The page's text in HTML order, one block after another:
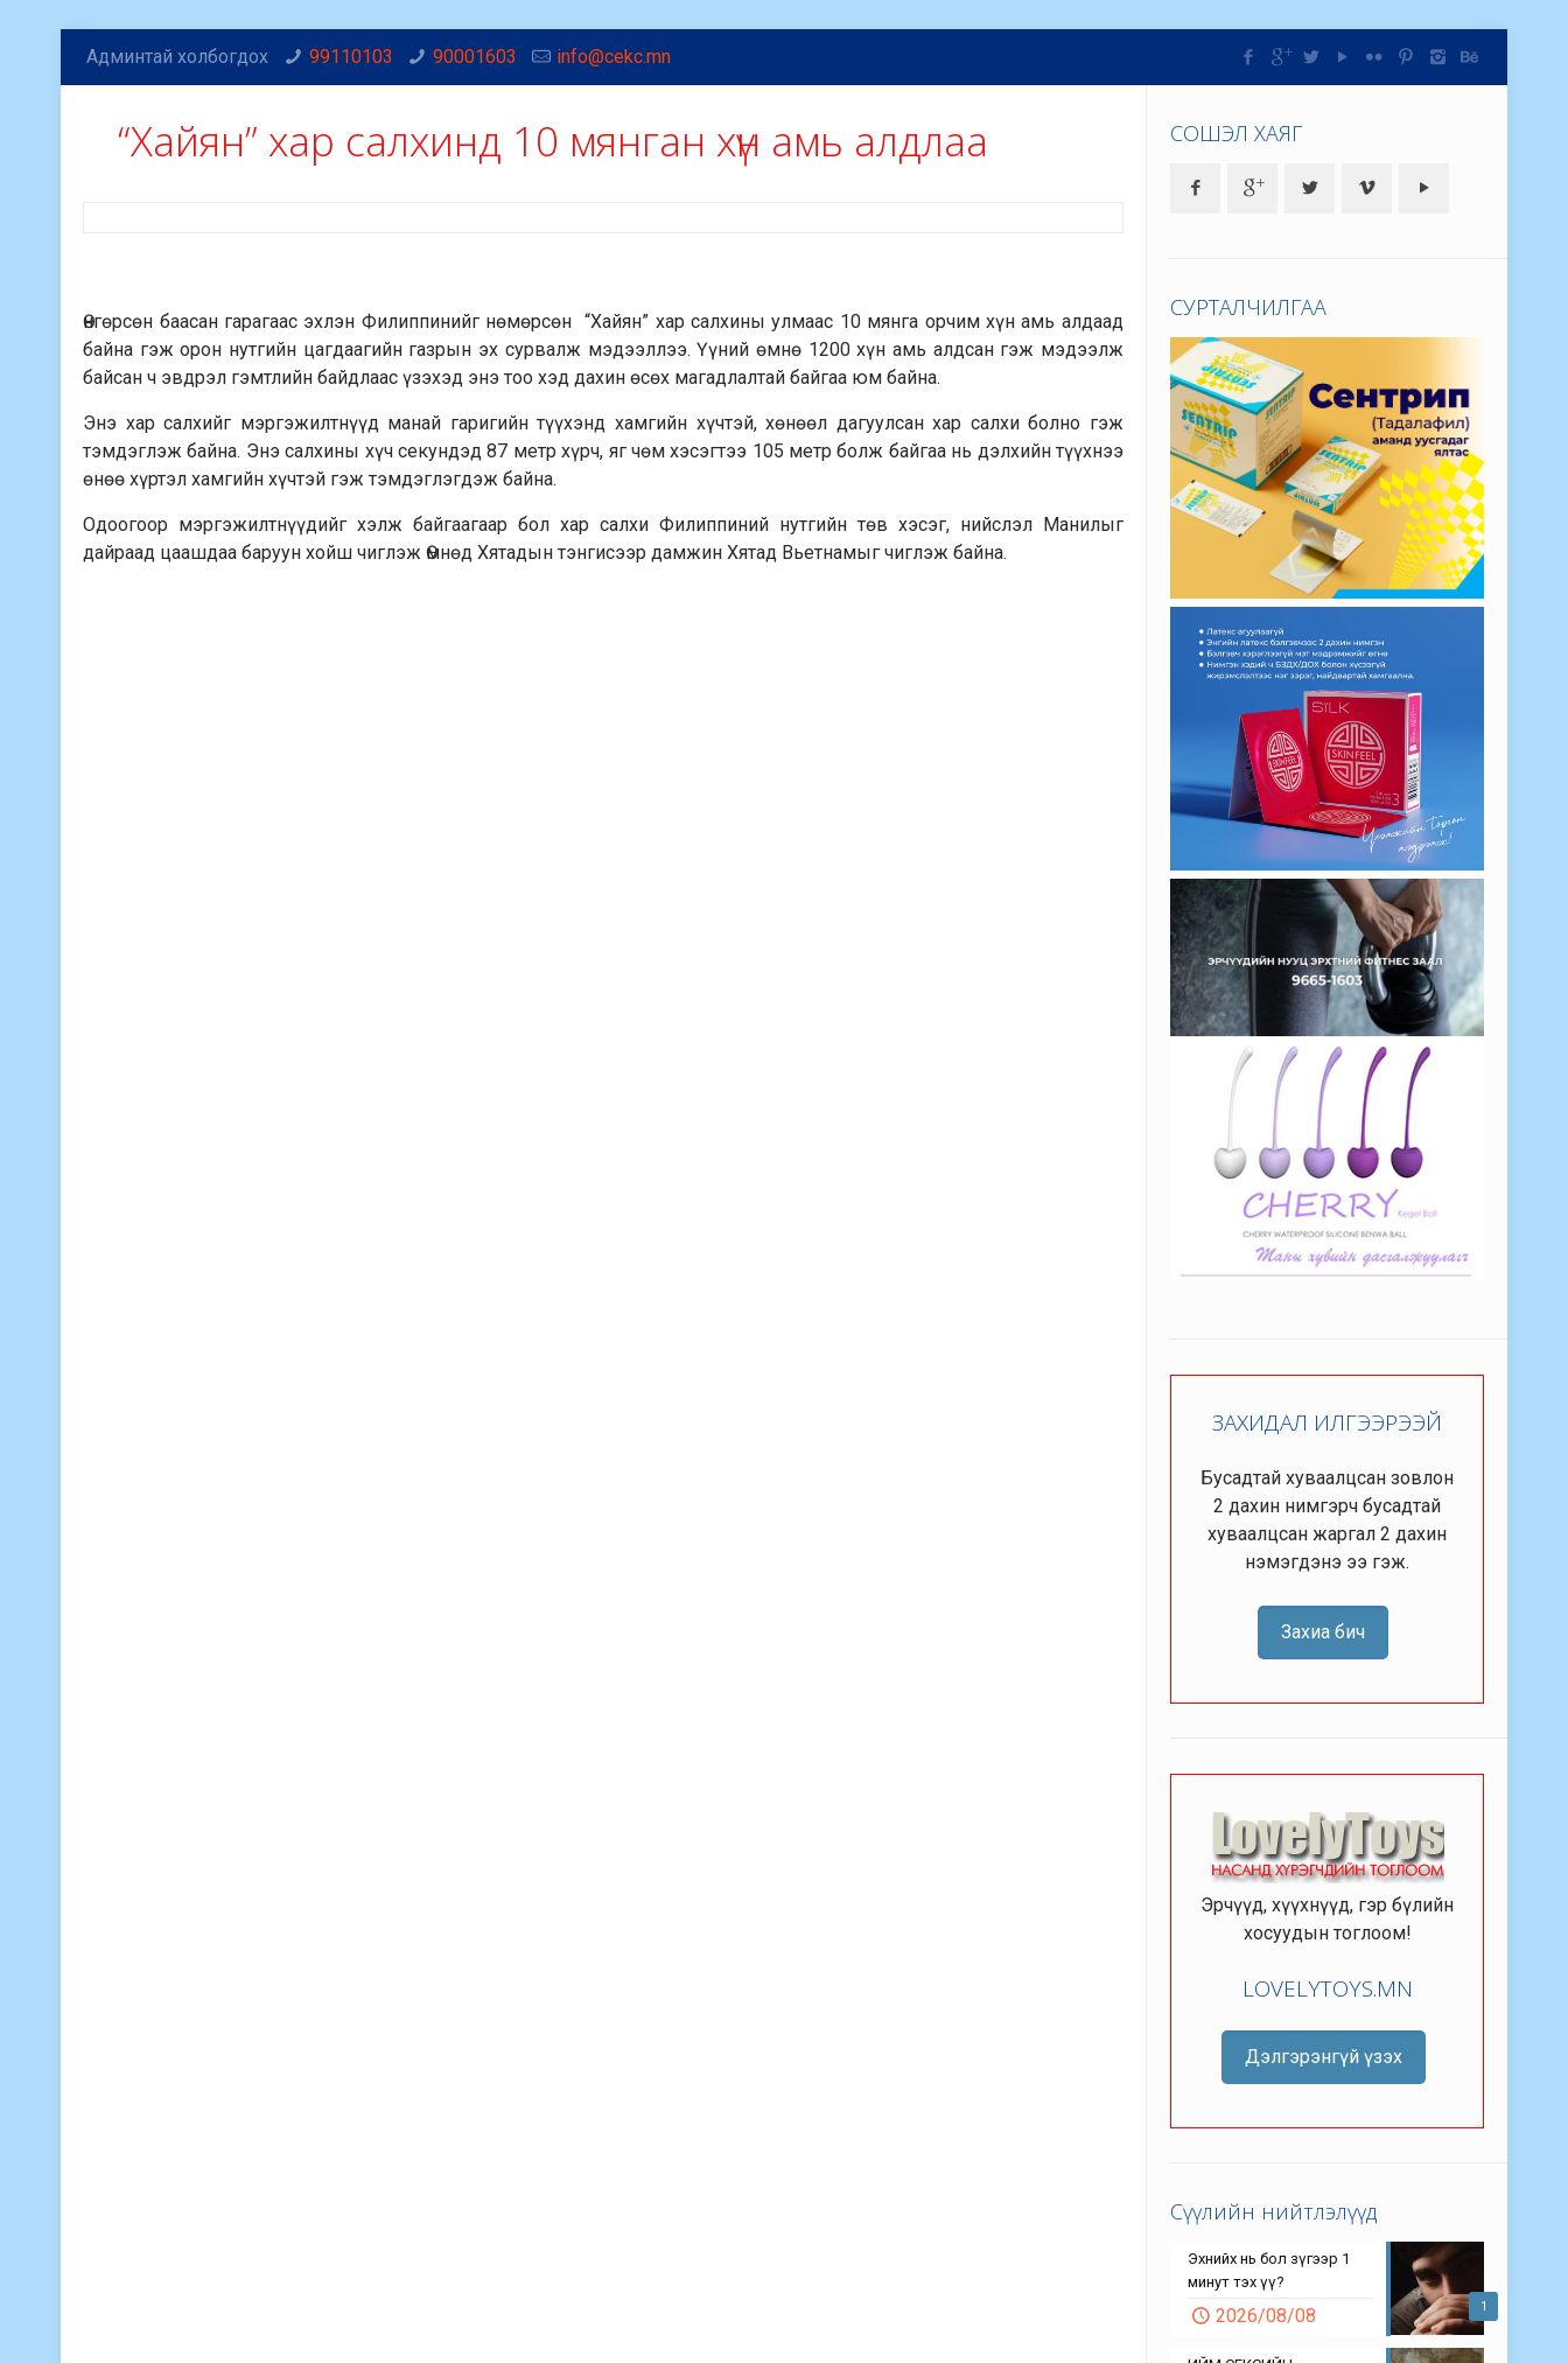
Админтай холбогдох 99110103 90001603 info@cekc.mn
“Хайян” хар салхинд 10 мянган хүн амь алдлаа
Өнгөрсөн баасан гарагаас эхлэн Филиппинийг нөмөрсөн “Хайян” хар салхины улмаас 10 мянга орчим хүн амь алдаад
байна гэж орон нутгийн цагдаагийн газрын эх сурвалж мэдээллээ. Үүний өмнө 1200 хүн амь алдсан гэж мэдээлж
байсан ч эвдрэл гэмтлийн байдлаас үзэхэд энэ тоо хэд дахин өсөх магадлалтай байгаа юм байна.
Энэ хар салхийг мэргэжилтнүүд манай гаригийн түүхэнд хамгийн хүчтэй, хөнөөл дагуулсан хар салхи болно гэж
тэмдэглэж байна. Энэ салхины хүч секундэд 87 метр хүрч, яг чөм хэсэгтээ 105 метр болж байгаа нь дэлхийн түүхнээ
өнөө хүртэл хамгийн хүчтэй гэж тэмдэглэгдэж байна.
Одоогоор мэргэжилтнүүдийг хэлж байгаагаар бол хар салхи Филиппиний нутгийн төв хэсэг, нийслэл Манилыг
дайраад цаашдаа баруун хойш чиглэж Өмнөд Хятадын тэнгисээр дамжин Хятад Вьетнамыг чиглэж байна.
СОШЭЛ ХАЯГ
СУРТАЛЧИЛГАА
ЗАХИДАЛ ИЛГЭЭРЭЭЙ
Бусадтай хуваалцсан зовлон
2 дахин нимгэрч бусадтай
хуваалцсан жаргал 2 дахин
нэмэгдэнэ ээ гэж.
Захиа бич
Эрчүүд, хүүхнүүд, гэр бүлийн
хосуудын тоглоом!
LOVELYTOYS.MN
Дэлгэрэнгүй үзэх
Сүүлийн нийтлэлүүд
1
Эхнийх нь бол зүгээр 1
минут тэх үү?
2026/08/08